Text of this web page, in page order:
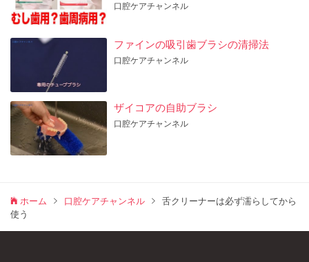
口腔ケアチャンネル
ファインの吸引歯ブラシの清掃法
口腔ケアチャンネル
ザイコアの自助ブラシ
口腔ケアチャンネル
ホーム 口腔ケアチャンネル
舌クリーナーは必ず濡らしてから
使う